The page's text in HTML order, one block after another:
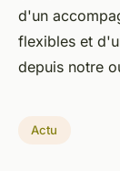
d'un
flexibles et
depuis notre
Actu